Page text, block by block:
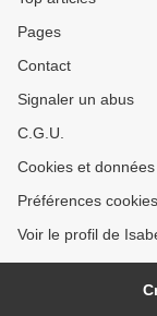
Pages
Contact
Signaler un abus
C.G.U.
Cookies et
Préférences cookies
Voir le profil de